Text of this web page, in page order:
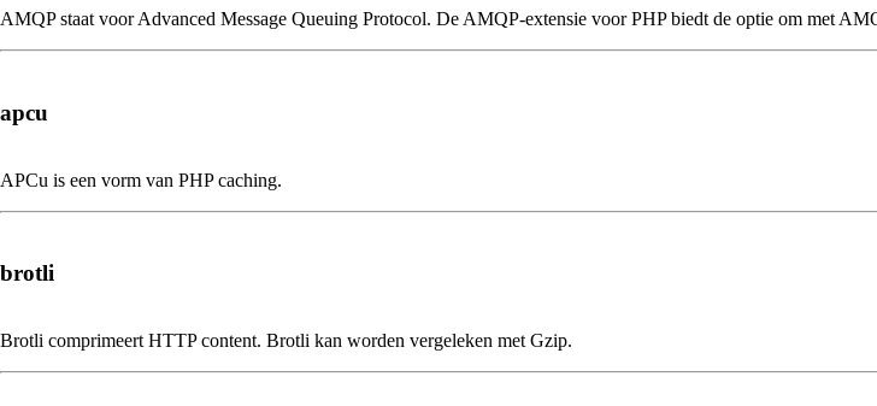
AMQP staat voor Advanced Message Queuing Protocol. De AMQP-extensie voor PHP biedt de optie om met
apcu
APCu is een vorm van PHP caching.
brotli
Brotli comprimeert HTTP content. Brotli kan worden vergeleken met Gzip.